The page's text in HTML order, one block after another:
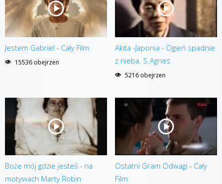
Jestem Gabriel - Cały Film
15536 obejrzen
Akita -Japonia - Ogień spadnie
z nieba. S.Agnes
5216 obejrzen
Boże mój gdzie jesteś - na
motywach Marty Robin
Ostatni Gram Odwagi - Cały
Film